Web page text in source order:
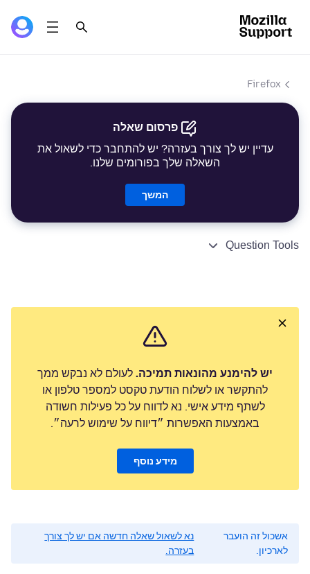
Firefox
פרסום שאלה
עדיין יש לך צורך בעזרה? יש להתחבר כדי לשאול את
השאלה שלך בפורומים שלנו.
המשך
Question Tools
יש להימנע מהונאות תמיכה. לעולם לא נבקש ממך
להתקשר או לשלוח הודעת טקסט למספר טלפון או
לשתף מידע אישי. נא לדווח על כל פעילות חשודה
באמצעות האפשרות ״דיווח על שימוש לרעה״.
מידע נוסף
אשכול זה הועבר
לארכיון.
נא לשאול שאלה חדשה אם יש לך צורך
בעזרה.